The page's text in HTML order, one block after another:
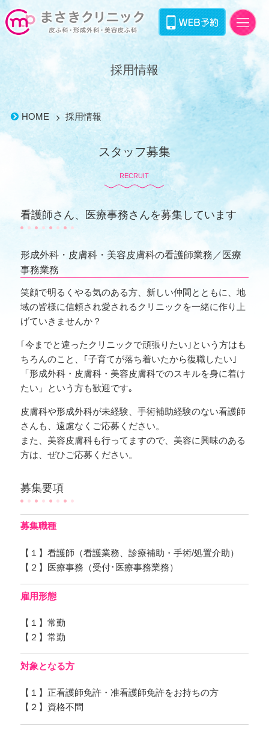
採用情報
HOME 採用情報
スタッフ募集
RECRUIT
看護師さん、医療事務さんを募集しています
形成外科・皮膚科・美容皮膚科の看護師業務／医療
事務業務
笑顔で明るくやる気のある方、新しい仲間とともに、地
域の皆様に信頼され愛されるクリニックを一緒に作り上
げていきませんか？
｢今までと違ったクリニックで頑張りたい｣という方はも
ちろんのこと、｢子育てが落ち着いたから復職したい｣
「形成外科・皮膚科・美容皮膚科でのスキルを身に着け
たい」という方も歓迎です｡
皮膚科や形成外科が未経験、手術補助経験のない看護師
さんも、遠慮なくご応募ください。
また、美容皮膚科も行ってますので、美容に興味のある
方は、ぜひご応募ください。
募集要項
募集職種
【１】看護師（看護業務、診療補助・手術/処置介助）
【２】医療事務（受付･医療事務業務）
雇用形態
【１】常勤
【２】常勤
対象となる方
【１】正看護師免許・准看護師免許をお持ちの方
【２】資格不問